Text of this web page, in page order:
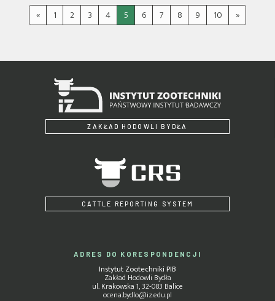
« 1 2 3 4 5 6 7 8 9 10 »
ZAKŁAD HODOWLI BYDŁA
CATTLE REPORTING SYSTEM
ADRES DO KORESPONDENCJI
Instytut Zootechniki PIB
Zakład Hodowli Bydła
ul. Krakowska 1, 32-083 Balice
ocena.bydlo@iz.edu.pl